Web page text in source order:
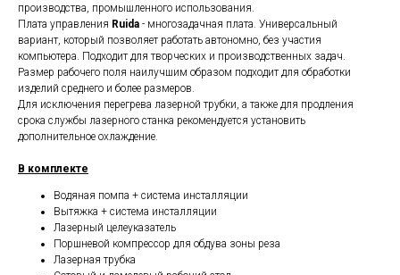
производства, промышленного использования.
Плата управления Ruida - многозадачная плата. Универсальный
вариант, который позволяет работать автономно, без участия
компьютера. Подходит для творческих и производственных задач.
Размер рабочего поля наилучшим образом подходит для обработки
изделий среднего и более размеров.
Для исключения перегрева лазерной трубки, а также для продления
срока службы лазерного станка рекомендуется установить
дополнительное охлаждение.
В комплекте
Водяная помпа + система инсталляции
Вытяжка + система инсталляции
Лазерный целеуказатель
Поршневой компрессор для обдува зоны реза
Лазерная трубка